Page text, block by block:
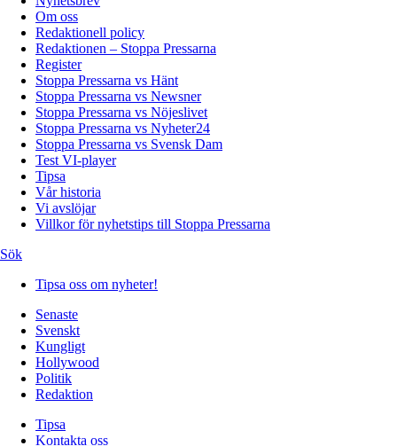
Om oss
Redaktionell policy
Redaktionen – Stoppa Pressarna
Register
Stoppa Pressarna vs Hänt
Stoppa Pressarna vs Newsner
Stoppa Pressarna vs Nöjeslivet
Stoppa Pressarna vs Nyheter24
Stoppa Pressarna vs Svensk Dam
Test VI-player
Tipsa
Vår historia
Vi avslöjar
Villkor för nyhetstips till Stoppa Pressarna
Sök
Tipsa oss om nyheter!
Senaste
Svenskt
Kungligt
Hollywood
Politik
Redaktion
Tipsa
Kontakta oss